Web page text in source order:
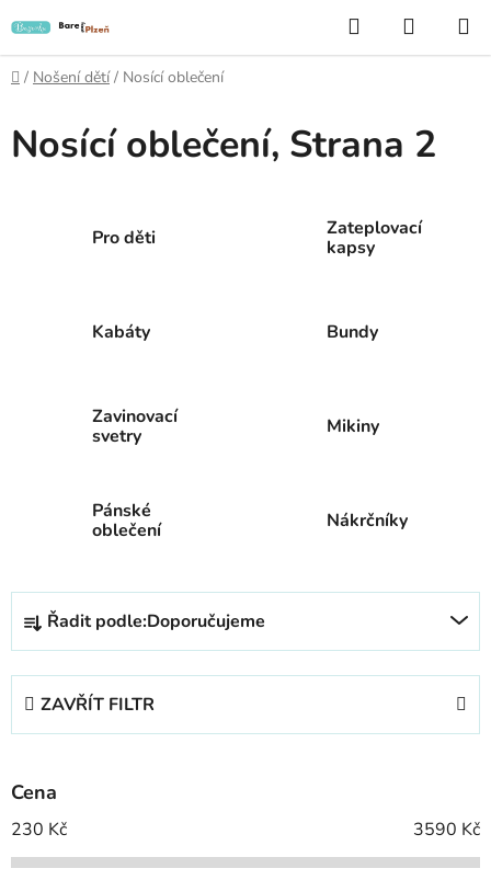
na
obsah
Hledat
KOŠÍK
Domů
/ Nošení dětí / Nosící oblečení
Nosící oblečení, Strana 2
Pro děti
Zateplovací
kapsy
Kabáty Bundy
Zavinovací
svetry
Mikiny
Pánské
oblečení
Nákrčníky
Ř
z
p
r
o
d
Řadit podle:Doporučujeme
ZAVŘÍT FILTR
Cena
230 Kč 3590 Kč